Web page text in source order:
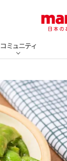
コミュニティ